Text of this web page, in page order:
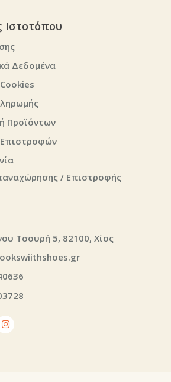
Ιστοτόπου
Δεδομένα
Προϊόντων
Επιστροφών
/ Επιστροφής
Τσουρή 5, 82100, Χίος